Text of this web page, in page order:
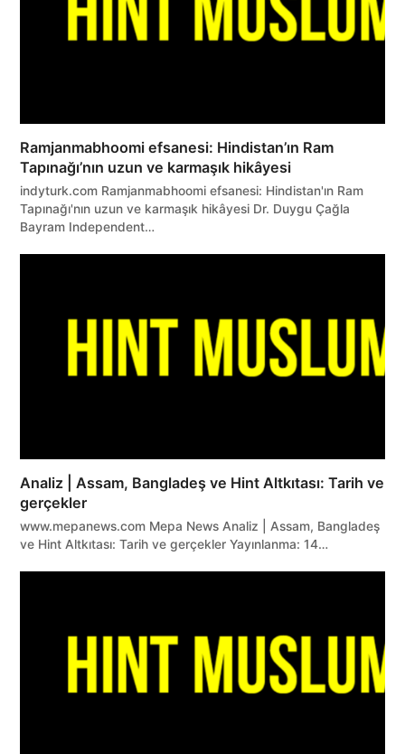
Ramjanmabhoomi efsanesi: Hindistan’ın Ram
Tapınağı’nın uzun ve karmaşık hikâyesi
indyturk.com Ramjanmabhoomi efsanesi: Hindistan'ın Ram
Tapınağı'nın uzun ve karmaşık hikâyesi Dr. Duygu Çağla
Bayram Independent…
Analiz | Assam, Bangladeş ve Hint Altkıtası: Tarih ve
gerçekler
www.mepanews.com Mepa News Analiz | Assam, Bangladeş
ve Hint Altkıtası: Tarih ve gerçekler Yayınlanma: 14…